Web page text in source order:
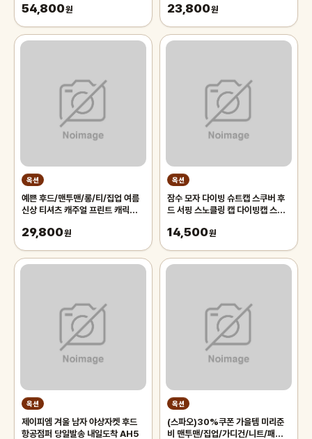
54,800원
작업복
23,800원
옥션
예쁜 후드/맨투맨/롱/티/집업 여름
신상 티셔츠 캐주얼 프린트 캐릭터
의류
29,800원
옥션
잠수 모자 다이빙 슈트캡 스쿠버 후
드 서핑 스노클링 캡 다이빙캡 스킨
14,500원
옥션
제이피엠 겨울 남자 야상자켓 후드
항공점퍼 당일발송 내일도착 AH5
옥션
(스파오)30%쿠폰 가을템 미리준
비 맨투맨/집업/가디건/니트/패쪼/